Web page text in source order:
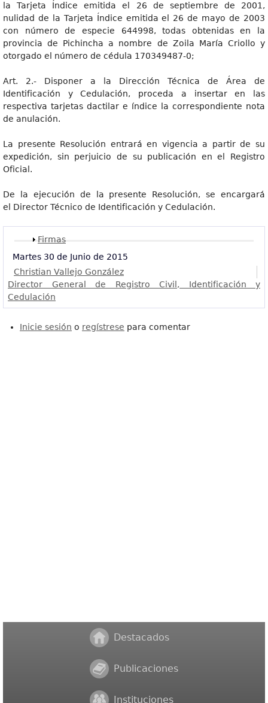
la Tarjeta Índice emitida el 26 de septiembre de 2001,
nulidad de la Tarjeta Índice emitida el 26 de mayo de 2003
con número de especie 644998, todas obtenidas en la
provincia de Pichincha a nombre de Zoila María Criollo y
otorgado el número de cédula 170349487-0;
Art. 2.- Disponer a la Dirección Técnica de Área de
Identificación y Cedulación, proceda a insertar en las
respectiva tarjetas dactilar e índice la correspondiente nota
de anulación.
La presente Resolución entrará en vigencia a partir de su
expedición, sin perjuicio de su publicación en el Registro
Oficial.
De la ejecución de la presente Resolución, se encargará
el Director Técnico de Identificación y Cedulación.
Mostrar
Firmas
Martes 30 de Junio de 2015
Christian Vallejo González
Director General de Registro Civil, Identificación y
Cedulación
Inicie sesión o regístrese para comentar
Destacados
Publicaciones
Instituciones